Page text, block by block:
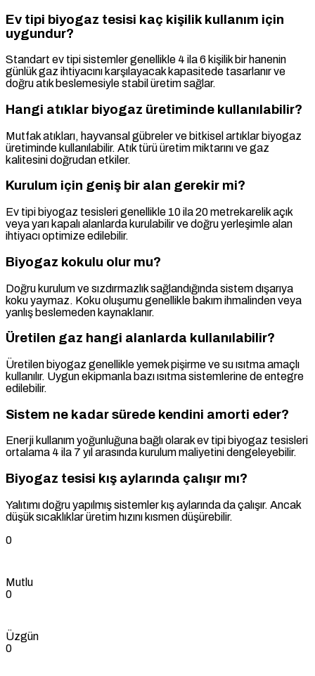
Ev tipi biyogaz tesisi kaç kişilik kullanım için
uygundur?
Standart ev tipi sistemler genellikle 4 ila 6 kişilik bir hanenin
günlük gaz ihtiyacını karşılayacak kapasitede tasarlanır ve
doğru atık beslemesiyle stabil üretim sağlar.
Hangi atıklar biyogaz üretiminde kullanılabilir?
Mutfak atıkları, hayvansal gübreler ve bitkisel artıklar biyogaz
üretiminde kullanılabilir. Atık türü üretim miktarını ve gaz
kalitesini doğrudan etkiler.
Kurulum için geniş bir alan gerekir mi?
Ev tipi biyogaz tesisleri genellikle 10 ila 20 metrekarelik açık
veya yarı kapalı alanlarda kurulabilir ve doğru yerleşimle alan
ihtiyacı optimize edilebilir.
Biyogaz kokulu olur mu?
Doğru kurulum ve sızdırmazlık sağlandığında sistem dışarıya
koku yaymaz. Koku oluşumu genellikle bakım ihmalinden veya
yanlış beslemeden kaynaklanır.
Üretilen gaz hangi alanlarda kullanılabilir?
Üretilen biyogaz genellikle yemek pişirme ve su ısıtma amaçlı
kullanılır. Uygun ekipmanla bazı ısıtma sistemlerine de entegre
edilebilir.
Sistem ne kadar sürede kendini amorti eder?
Enerji kullanım yoğunluğuna bağlı olarak ev tipi biyogaz tesisleri
ortalama 4 ila 7 yıl arasında kurulum maliyetini dengeleyebilir.
Biyogaz tesisi kış aylarında çalışır mı?
Yalıtımı doğru yapılmış sistemler kış aylarında da çalışır. Ancak
düşük sıcaklıklar üretim hızını kısmen düşürebilir.
0
Mutlu
0
Üzgün
0